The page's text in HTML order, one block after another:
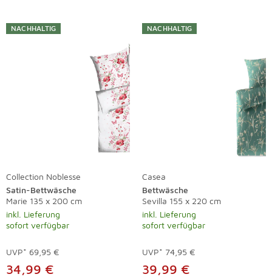
NACHHALTIG
Collection Noblesse
Satin-Bettwäsche
Marie 135 x 200 cm
inkl. Lieferung
sofort verfügbar
UVP* 69,95 €
34,99 €
NACHHALTIG
Casea
Bettwäsche
Sevilla 155 x 220 cm
inkl. Lieferung
sofort verfügbar
UVP* 74,95 €
39,99 €